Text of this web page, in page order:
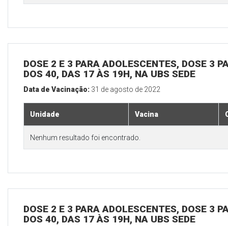
DOSE 2 E 3 PARA ADOLESCENTES, DOSE 3
DOS 40, DAS 17 ÀS 19H, NA UBS SEDE
Data de Vacinação: 31 de agosto de 2022
Unidade Vacina
Nenhum resultado foi encontrado.
DOSE 2 E 3 PARA ADOLESCENTES, DOSE 3
DOS 40, DAS 17 ÀS 19H, NA UBS SEDE